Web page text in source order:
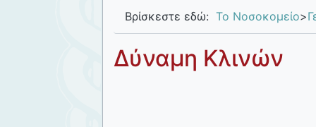
Βρίσκεστε εδώ: Το Νοσοκομείο>
Δύναμη Κλινών